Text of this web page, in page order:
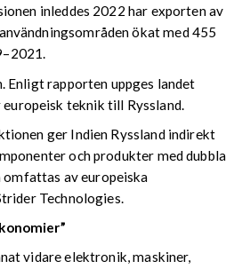
inleddes 2022 har exporten av
ökat med 455
Enligt rapporten uppges landet
teknik till Ryssland.
ger Indien Ryssland indirekt
och produkter med dubbla
omfattas av europeiska
Technologies.
vidare elektronik, maskiner,